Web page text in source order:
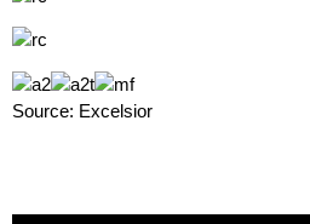
Source: Excelsior